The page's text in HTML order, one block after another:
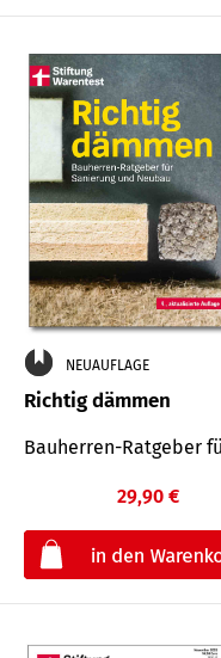
NEUAUFLAGE
Richtig dämmen
Bauherren-Ratgeber
29,90 €